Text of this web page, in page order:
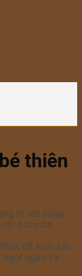
thiên
trí với nàng
rất bắt mắt.
rất xinh xắn,
ngọt ngào và